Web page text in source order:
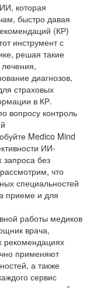
которая
быстро давая
(КР)
инструмент с
решая такие
диагнозов,
страховых
в КР.
вопросу контроль
Medico Mind
ИИ-
без
что
специальностей
приеме и для
работы медиков
врача,
рекомендациях
применяют
а также
сервис